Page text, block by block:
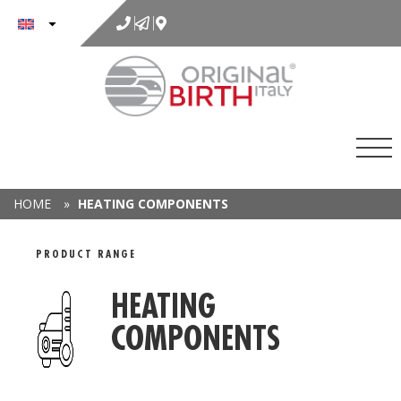
content
HOME » HEATING COMPONENTS
DETAIL RANGE
PRODUCT RANGE
HEATING
COMPONENTS